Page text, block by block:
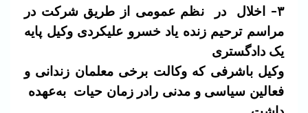
۳- اخلال در نظم عمومی از طریق شرکت در
مراسم ترحیم زنده یاد خسرو علیکردی وکیل پایه
یک دادگستری
وکیل باشرفی که وکالت برخی معلمان زندانی و
فعالین سیاسی و مدنی رادر زمان حیات به‌عهده